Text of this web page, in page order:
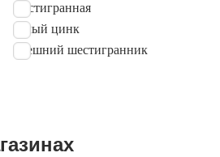
шестигранная
белый цинк
внешний шестигранник